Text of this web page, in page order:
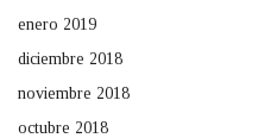
enero 2019
diciembre 2018
noviembre 2018
octubre 2018